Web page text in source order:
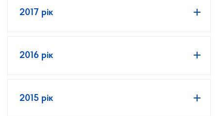
2017 рік
2016 рік
2015 рік